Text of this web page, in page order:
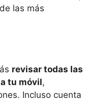
las más
revisar todas las
tu móvil,
Incluso cuenta